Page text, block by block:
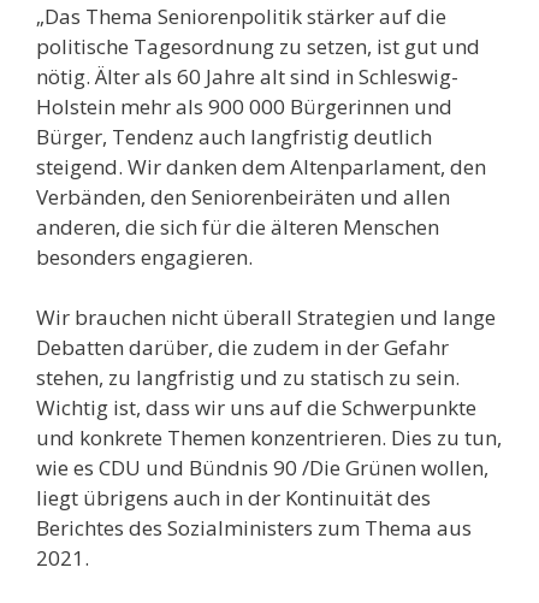
„Das Thema Seniorenpolitik stärker auf die
politische Tagesordnung zu setzen, ist gut und
nötig. Älter als 60 Jahre alt sind in Schleswig-
Holstein mehr als 900 000 Bürgerinnen und
Bürger, Tendenz auch langfristig deutlich
steigend. Wir danken dem Altenparlament, den
Verbänden, den Seniorenbeiräten und allen
anderen, die sich für die älteren Menschen
besonders engagieren.
Wir brauchen nicht überall Strategien und lange
Debatten darüber, die zudem in der Gefahr
stehen, zu langfristig und zu statisch zu sein.
Wichtig ist, dass wir uns auf die Schwerpunkte
und konkrete Themen konzentrieren. Dies zu tun,
wie es CDU und Bündnis 90 /Die Grünen wollen,
liegt übrigens auch in der Kontinuität des
Berichtes des Sozialministers zum Thema aus
2021.